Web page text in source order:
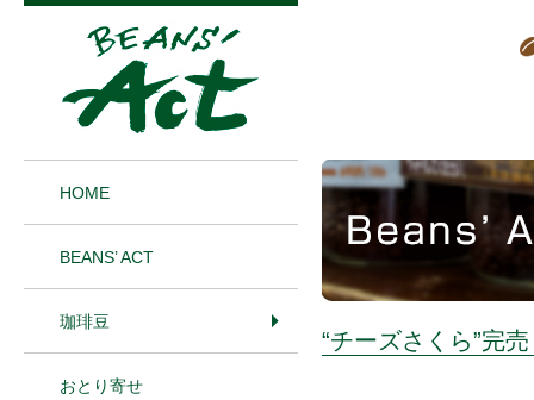
“チーズさくら”完
HOME
BEANS’ ACT
珈琲豆
おとり寄せ